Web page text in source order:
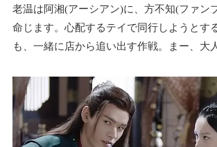
老温は阿湘(アーシアン)に、方不知(ファン
命じます。心配するテイで同行しようとす
も、一緒に店から追い出す作戦。まー、大